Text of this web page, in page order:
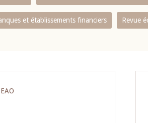
et établissements financiers Revue